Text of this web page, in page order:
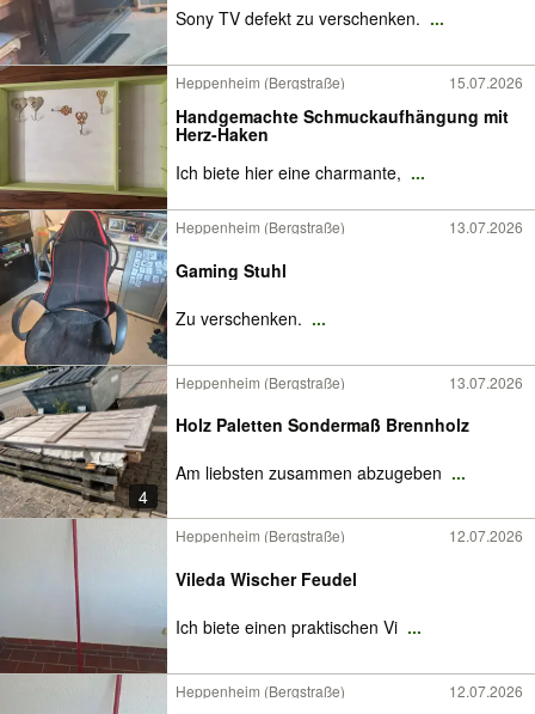
Sony TV defekt zu verschenken. ...
Heppenheim (Bergstraße) 15.07.2026
Handgemachte Schmuckaufhängung mit
Herz-Haken
Ich biete hier eine charmante, ...
Heppenheim (Bergstraße) 13.07.2026
Gaming Stuhl
Zu verschenken. ...
4
Heppenheim (Bergstraße) 13.07.2026
Holz Paletten Sondermaß Brennholz
Am liebsten zusammen abzugeben ...
Heppenheim (Bergstraße) 12.07.2026
Vileda Wischer Feudel
Ich biete einen praktischen Vi ...
Heppenheim (Bergstraße) 12.07.2026